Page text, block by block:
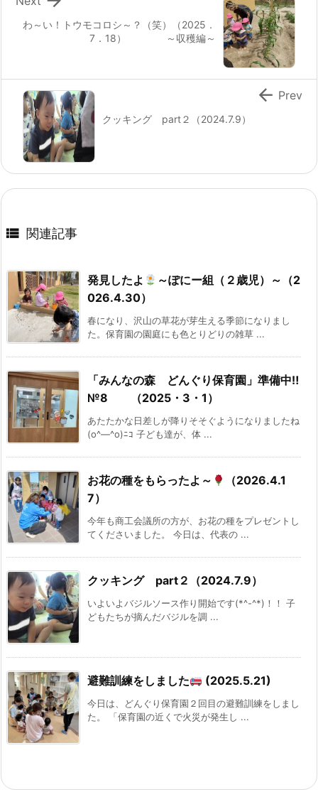
わ～い！トウモコロシ～？（笑）（2025．
7．18） ～収穫編～
クッキング part２（2024.7.9）
 Prev
 関連記事
発見したよ
～ぽにー組（２歳児）～（2
026.4.30）
春になり、沢山の草花が芽生える季節になりまし
た。保育園の園庭にも色とりどりの雑草 ...
「みんなの森 どんぐり保育園」準備中‼
№8 （2025・3・1）
あたたかな日差しが降りそそぐようになりましたね
(o^―^o)ﾆｺ 子ども達が、体 ...
お花の種をもらったよ～
（2026.4.1
7）
今年も商工会議所の方が、お花の種をプレゼントし
てくださいました。 今日は、代表の ...
クッキング part２（2024.7.9）
いよいよバジルソース作り開始です(*^-^*)！！ 子
どもたちが摘んだバジルを調 ...
避難訓練をしました (2025.5.21)
今日は、どんぐり保育園２回目の避難訓練をしまし
た。 「保育園の近くで火災が発生し ...